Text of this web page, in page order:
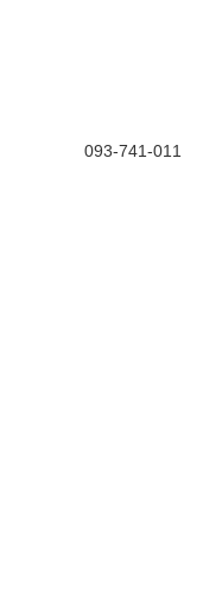
093-741-011